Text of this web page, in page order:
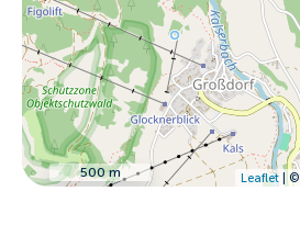
500 m Leaflet| ©